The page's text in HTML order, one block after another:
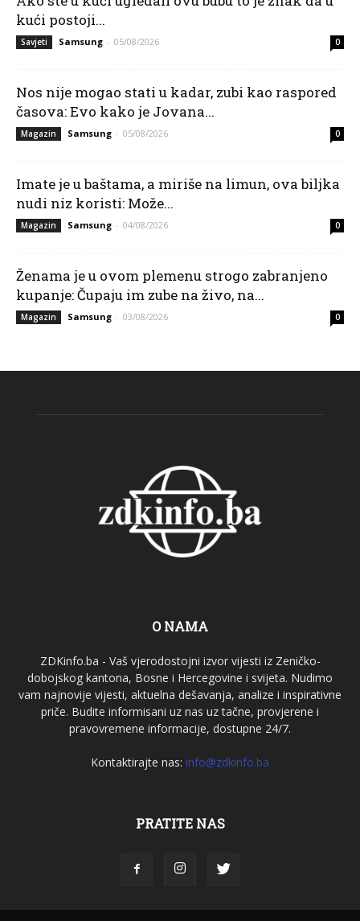
kući postoji...
Savjeti Samsung - 05/08/2026 0
Nos nije mogao stati u kadar, zubi kao raspored
časova: Evo kako je Jovana...
Magazin Samsung - 05/08/2026 0
Imate je u baštama, a miriše na limun, ova biljka
nudi niz koristi: Može...
Magazin Samsung - 04/08/2026 0
Ženama je u ovom plemenu strogo zabranjeno
kupanje: Čupaju im zube na živo, na...
Magazin Samsung - 03/08/2026 0
O NAMA
ZDKinfo.ba - Vaš vjerodostojni izvor vijesti iz Zeničko-
dobojskog kantona, Bosne i Hercegovine i svijeta. Nudimo
vam najnovije vijesti, aktuelna dešavanja, analize i inspirativne
priče. Budite informisani uz nas uz tačne, provjerene i
pravovremene informacije, dostupne 24/7.
Kontaktirajte nas: info@zdkinfo.ba
PRATITE NAS